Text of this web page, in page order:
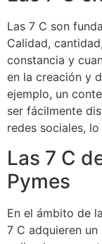
Las 7 C son
Calidad,
constancia y
en la creación y
ejemplo, un
ser fácilmente
redes sociales,
Las 7 C
Pymes
En el ámbito de
7 C adquieren